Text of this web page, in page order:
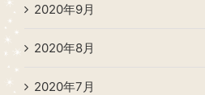
2020年9月
2020年8月
2020年7月